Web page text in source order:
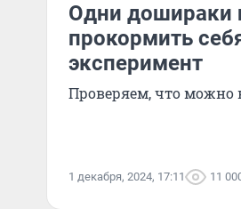
Одни дошираки
прокормить
эксперимент
Проверяем, что можно
1 декабря, 2024, 17:11 11